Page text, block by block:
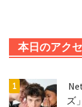
本日のアク
ズ